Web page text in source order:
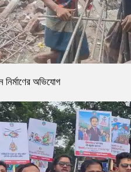
নির্মাণের অভিযোগ